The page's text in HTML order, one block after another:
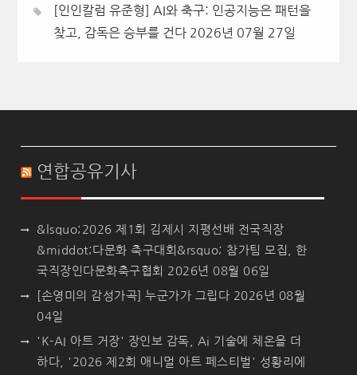
[인인칼럼 유준형] AI와 축구: 인공지능은 패턴을
찾고, 감독은 승부를 건다 2026년 07월 27일
연합공유기사
&lsquo;2026 제1회 김제시 지평선배 전국직장
&middot;다문화 축구대회&rsquo; 참가팀 모집, 한
국직장인다문화축구협회 2026년 08월 06일
[손영미의 감성가곡] 누군가가 그립다 2026년 08월
04일
'K-AI 아트 거장' 장인보 감독, Ai 기술에 체온을 더
하다, '2026 제2회 애니멀 아트 페스티벌' 성황리에